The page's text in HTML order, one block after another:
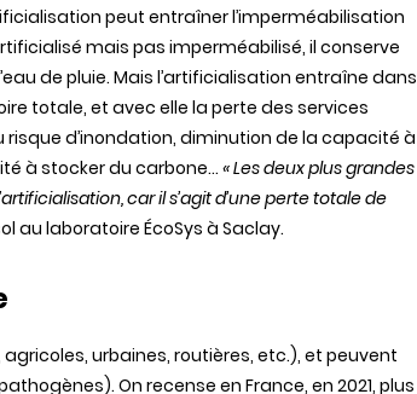
peut entraînerl’imperméabilisation
mais pas imperméabilisé, il conserve
de pluie. Mais l’artificialisation entraîne dans
totale, et avec elle la perte des services
risqued’inondation, diminution de la capacité à
à stocker du carbone… « Les deux plusgrandes
, car ils’agitd’unepertetotalede
au laboratoire ÉcoSys à Saclay.
agricoles, urbaines, routières, etc.), et peuvent
). On recense en France, en 2021, plus